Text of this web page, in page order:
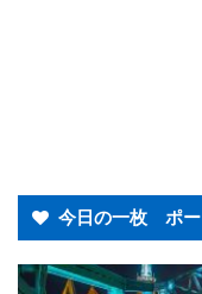
今日の一枚 ポー